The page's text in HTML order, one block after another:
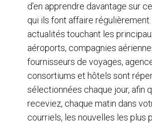
d’en apprendre davantage sur
qui ils font affaire
actualités touchant les
aéroports, compagnies
fournisseurs de voyages,
consortiums et hôtels sont
sélectionnées chaque jour, afin
receviez, chaque matin dans
courriels, les nouvelles les plus